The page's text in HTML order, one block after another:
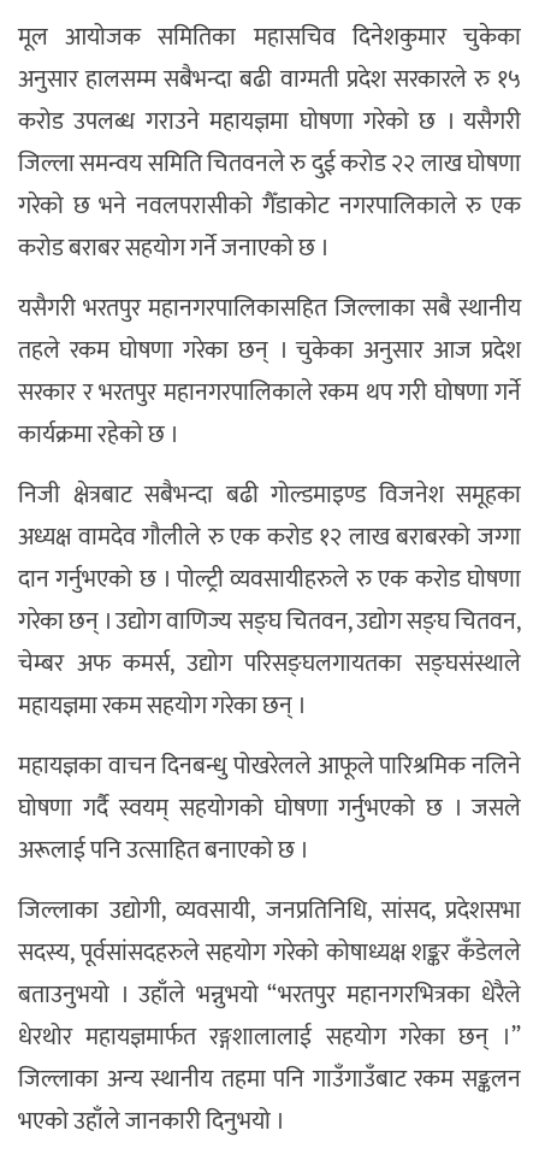
मूल आयोजक समितिका महासचिव दिनेशकुमार चुकेका
अनुसार हालसम्म सबैभन्दा बढी वाग्मती प्रदेश सरकारले रु १५
करोड उपलब्ध गराउने महायज्ञमा घोषणा गरेको छ । यसैगरी
जिल्ला समन्वय समिति चितवनले रु दुई करोड २२ लाख घोषणा
गरेको छ भने नवलपरासीको गैँडाकोट नगरपालिकाले रु एक
करोड बराबर सहयोग गर्ने जनाएको छ ।
यसैगरी भरतपुर महानगरपालिकासहित जिल्लाका सबै स्थानीय
तहले रकम घोषणा गरेका छन् । चुकेका अनुसार आज प्रदेश
सरकार र भरतपुर महानगरपालिकाले रकम थप गरी घोषणा गर्ने
कार्यक्रमा रहेको छ ।
निजी क्षेत्रबाट सबैभन्दा बढी गोल्डमाइण्ड विजनेश समूहका
अध्यक्ष वामदेव गौलीले रु एक करोड १२ लाख बराबरको जग्गा
दान गर्नुभएको छ । पोल्ट्री व्यवसायीहरुले रु एक करोड घोषणा
गरेका छन् । उद्योग वाणिज्य सङ्घ चितवन, उद्योग सङ्घ चितवन,
चेम्बर अफ कमर्स, उद्योग परिसङ्घलगायतका सङ्घसंस्थाले
महायज्ञमा रकम सहयोग गरेका छन् ।
महायज्ञका वाचन दिनबन्धु पोखरेलले आफूले पारिश्रमिक नलिने
घोषणा गर्दै स्वयम् सहयोगको घोषणा गर्नुभएको छ । जसले
अरूलाई पनि उत्साहित बनाएको छ ।
जिल्लाका उद्योगी, व्यवसायी, जनप्रतिनिधि, सांसद, प्रदेशसभा
सदस्य, पूर्वसांसदहरुले सहयोग गरेको कोषाध्यक्ष शङ्कर कँडेलले
बताउनुभयो । उहाँले भन्नुभयो “भरतपुर महानगरभित्रका धेरैले
धेरथोर महायज्ञमार्फत रङ्गशालालाई सहयोग गरेका छन् ।”
जिल्लाका अन्य स्थानीय तहमा पनि गाउँगाउँबाट रकम सङ्कलन
भएको उहाँले जानकारी दिनुभयो ।